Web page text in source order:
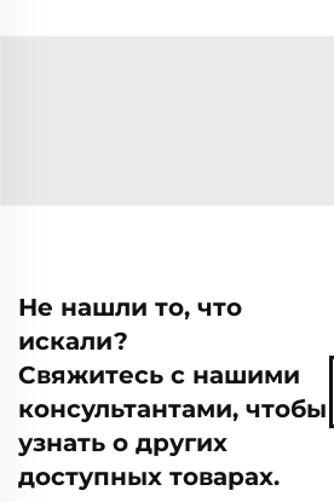
Не нашли то, что
искали?
Свяжитесь с нашими
консультантами, чтобы
узнать о других
доступных товарах.